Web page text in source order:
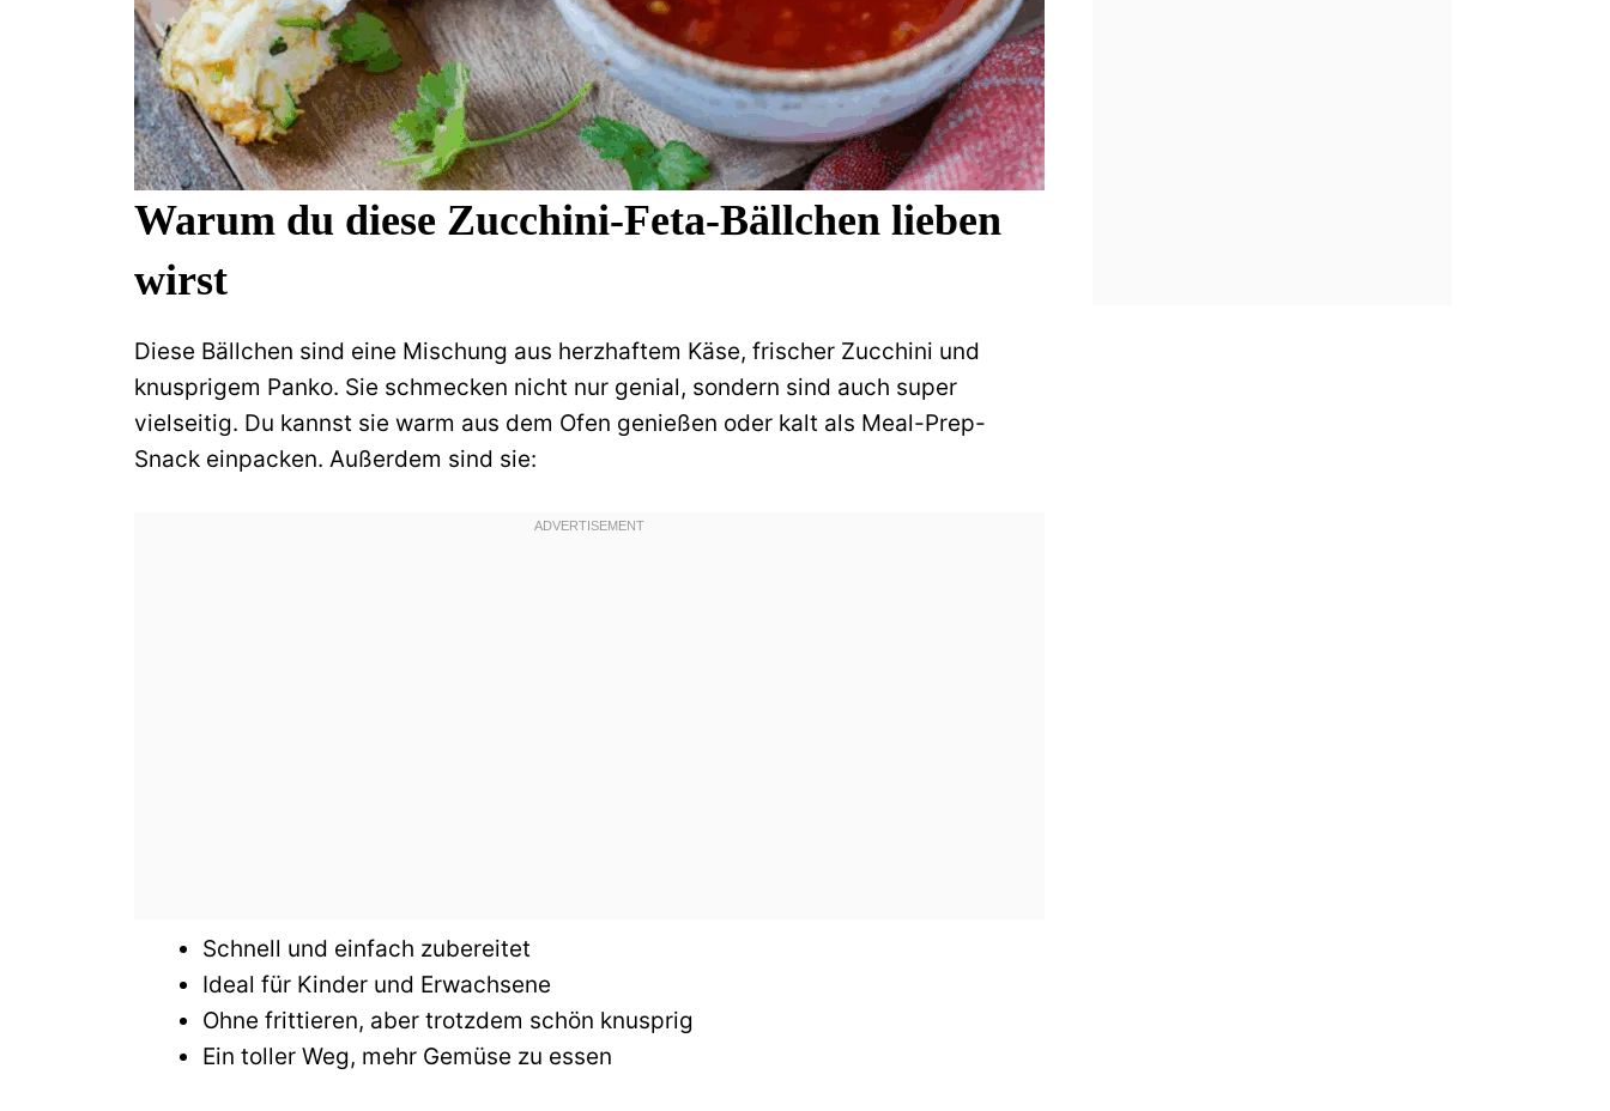
Warum du diese Zucchini-Feta-Bällchen lieben
wirst
Diese Bällchen sind eine Mischung aus herzhaftem Käse, frischer Zucchini und
knusprigem Panko. Sie schmecken nicht nur genial, sondern sind auch super
vielseitig. Du kannst sie warm aus dem Ofen genießen oder kalt als Meal-Prep-
Snack einpacken. Außerdem sind sie:
Schnell und einfach zubereitet
Ideal für Kinder und Erwachsene
Ohne frittieren, aber trotzdem schön knusprig
Ein toller Weg, mehr Gemüse zu essen